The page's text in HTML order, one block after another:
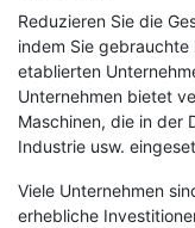
Reduzieren Sie die
indem Sie
etablierten
Unternehmen bietet
Maschinen, die in der
Industrie usw.
Viele Unternehmen
erhebliche